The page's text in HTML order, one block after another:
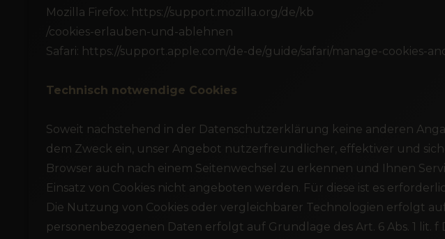
Mozilla Firefox: https://support.mozilla.org/de/kb
/cookies-erlauben-und-ablehnen
Safari: https://support.apple.com/de-de/guide/safari/manage-cookies-
Technisch notwendige Cookies
Soweit nachstehend in der Datenschutzerklärung keine anderen
dem Zweck ein, unser Angebot nutzerfreundlicher, effektiver und
Browser auch nach einem Seitenwechsel zu erkennen und Ihnen
Einsatz von Cookies nicht angeboten werden. Für diese ist es
Die Nutzung von Cookies oder vergleichbarer Technologien erfolgt auf
personenbezogenen Daten erfolgt auf Grundlage des Art. 6 Abs. 1